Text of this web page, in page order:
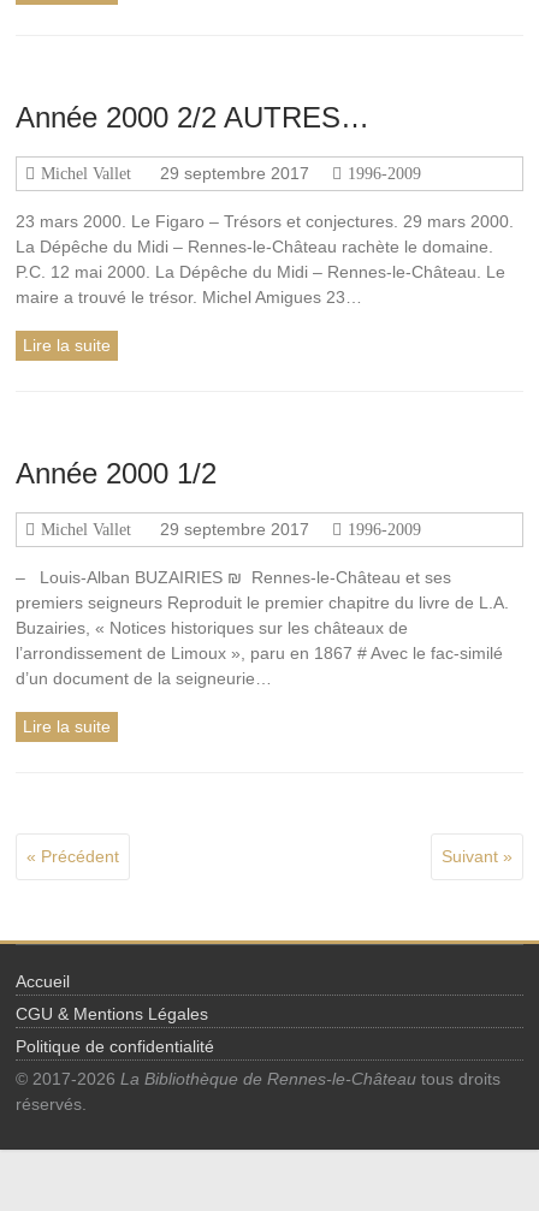
Année 2000 2/2 AUTRES…
Michel Vallet 29 septembre 2017 1996-2009
23 mars 2000. Le Figaro – Trésors et conjectures. 29 mars 2000.
La Dépêche du Midi – Rennes-le-Château rachète le domaine.
P.C. 12 mai 2000. La Dépêche du Midi – Rennes-le-Château. Le
maire a trouvé le trésor. Michel Amigues 23…
Lire la suite
Année 2000 1/2
Michel Vallet 29 septembre 2017 1996-2009
– Louis-Alban BUZAIRIES ₪ Rennes-le-Château et ses
premiers seigneurs Reproduit le premier chapitre du livre de L.A.
Buzairies, « Notices historiques sur les châteaux de
l’arrondissement de Limoux », paru en 1867 # Avec le fac-similé
d’un document de la seigneurie…
Lire la suite
« Précédent Suivant »
Accueil
CGU & Mentions Légales
Politique de confidentialité
© 2017-2026La Bibliothèque de Rennes-le-Château tous droits
réservés.